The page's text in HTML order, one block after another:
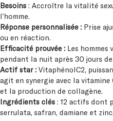
Besoins : Accroître la vitalité
l’homme.
Réponse personnalisée : Prise
ou en réaction.
Efficacité prouvée : Les hommes
pendant la nuit après 30 jours de
Actif star : VitaphénolC2,
agit en synergie avec la vitamine
et la production de collagène.
Ingrédients clés : 12 actifs dont
serrulata, safran, damiane et zinc.